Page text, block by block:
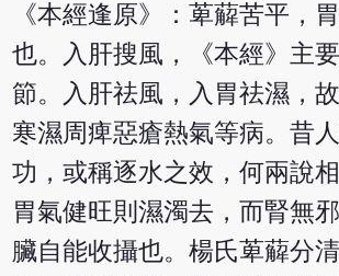
《本經逢原》：萆薢苦平，
也。入肝搜風，《本經》主
節。入肝祛風，入胃祛濕，
寒濕周痺惡瘡熱氣等病。昔
功，或稱逐水之效，何兩說
胃氣健旺則濕濁去，而腎無
臟自能收攝也。楊氏萆薢分